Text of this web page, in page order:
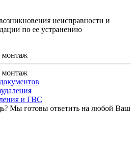
неисправности и
по ее устранению
монтаж
монтаж
и ГВС
Мы готовы ответить на любой Ваш